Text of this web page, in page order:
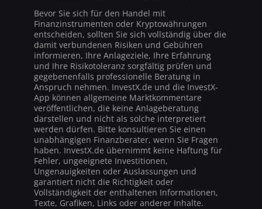
Bevor Sie sich für den Handel mit
Finanzinstrumenten oder Kryptowährungen
entscheiden, sollten Sie sich vollständig über die
damit verbundenen Risiken und Gebühren
informieren, Ihre Anlageziele, Ihre Erfahrung
und Ihre Risikotoleranz sorgfältig prüfen und
gegebenenfalls professionelle Beratung in
Anspruch nehmen. InvestX.de und die InvestX-
App können allgemeine Marktkommentare
veröffentlichen, die keine Anlageberatung
darstellen und nicht als solche interpretiert
werden dürfen. Bitte konsultieren Sie einen
unabhängigen Finanzberater, wenn Sie Fragen
haben. InvestX.de übernimmt keine Haftung für
Fehler, ungeeignete Investitionen,
Ungenauigkeiten oder Auslassungen und
garantiert nicht die Richtigkeit oder
Vollständigkeit der enthaltenen Informationen,
Texte, Grafiken, Links oder anderer Inhalte.